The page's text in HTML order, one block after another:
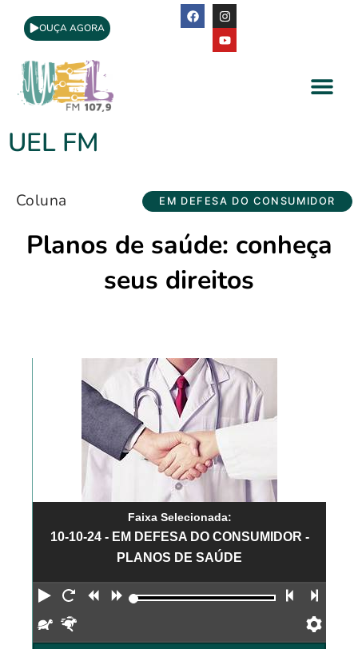
OUÇA AGORA
UEL FM
Coluna EM DEFESA DO CONSUMIDOR
Planos de saúde: conheça
seus direitos
Faixa Selecionada:
10-10-24 - EM DEFESA DO CONSUMIDOR -
PLANOS DE SAÚDE
Reproduzir
Reiniciar
Retroceder
Avançar Faixa
Devagar